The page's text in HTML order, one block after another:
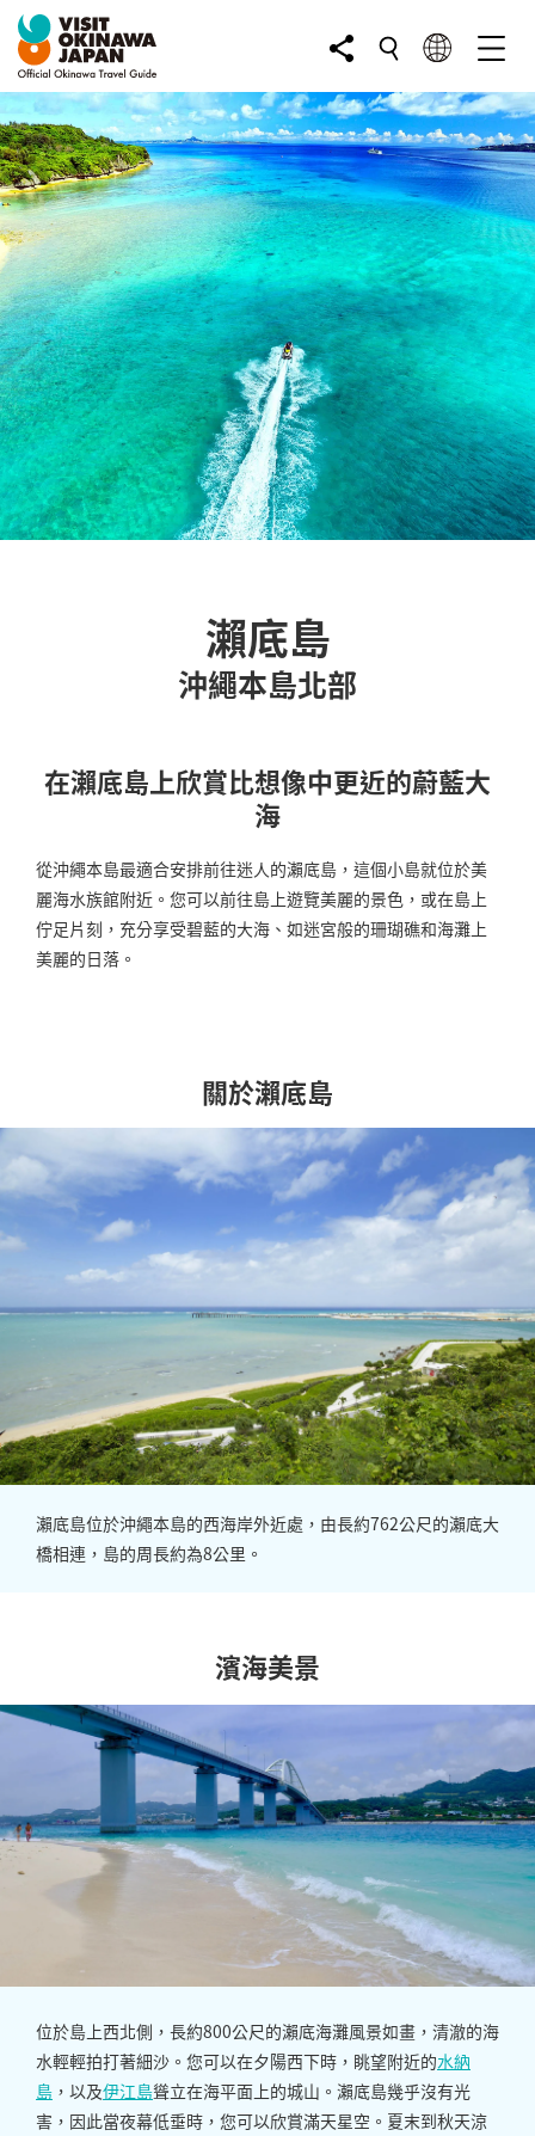
瀨底島
沖繩本島北部
在瀨底島上欣賞比想像中更近的蔚藍大
海
從沖繩本島最適合安排前往迷人的瀨底島，這個小島就位於美
麗海水族館附近。您可以前往島上遊覽美麗的景色，或在島上
佇足片刻，充分享受碧藍的大海、如迷宮般的珊瑚礁和海灘上
美麗的日落。
關於瀨底島
瀨底島位於沖繩本島的西海岸外近處，由長約762公尺的瀨底大
橋相連，島的周長約為8公里。
濱海美景
位於島上西北側，長約800公尺的瀨底海灘風景如畫，清澈的海
水輕輕拍打著細沙。您可以在夕陽西下時，眺望附近的水納
島 ，以及伊江島聳立在海平面上的城山。瀨底島幾乎沒有光
害，因此當夜幕低垂時，您可以欣賞滿天星空。夏末到秋天涼